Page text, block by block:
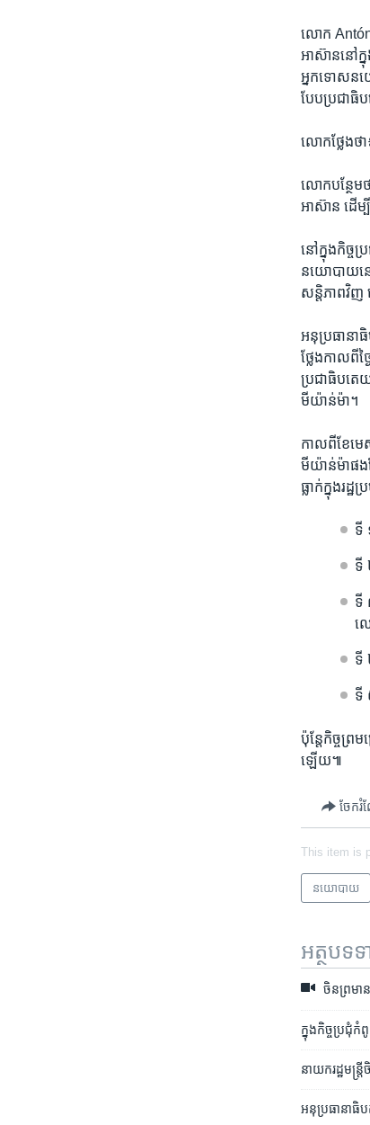
លោក
អាស៊ាន​នៅ​ក្
អ្នក​ទោស​នយ
បែប​ប្រជាធិ
លោក​ថ្លែង​ថ
លោក​បន្ថែ
អាស៊ាន​ ដើម្
នៅ​ក្នុង​កិច្ច​
នយោបាយ​ន
សន្តិភាព​វិញ​
អនុ​ប្រធានា
ថ្លែង​កាល​ពី​
ប្រជាធិបតេ
មីយ៉ាន់ម៉ា។​
កាល​ពី​ខែ​មេ
មីយ៉ាន់ម៉ា​ផង​
ធ្លាក់​ក្នុង​រដ្
ទី
ទី​
ទី​
ល
ទី​
ទី​
ប៉ុន្តែ​កិច្ច​ព្
ឡើយ៕
ចែករំ
This item is
នយោបាយ
អត្ថបទ​
ចិន​ព្រមា
ក្នុង​កិច្ចប្រជុំ​
នាយក​រដ្ឋមន្
អនុប្រធានាធិប